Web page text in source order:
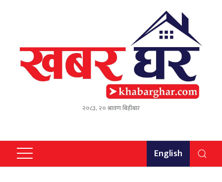
२०८३, २० श्रावण बिहीबार
English